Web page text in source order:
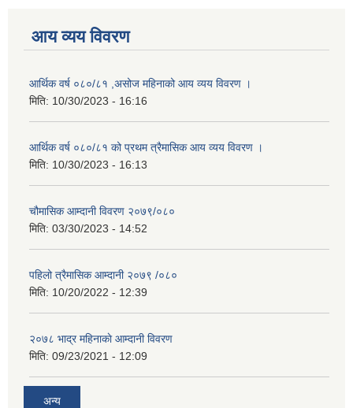
आय व्यय विवरण
आर्थिक वर्ष ०८०/८१ ,असोज महिनाको आय व्यय विवरण ।
मिति: 10/30/2023 - 16:16
आर्थिक वर्ष ०८०/८१ को प्रथम त्रैमासिक आय व्यय विवरण ।
मिति: 10/30/2023 - 16:13
चौमासिक आम्दानी विवरण २०७९/०८०
मिति: 03/30/2023 - 14:52
पहिलो त्रैमासिक आम्दानी २०७९ /०८०
मिति: 10/20/2022 - 12:39
२०७८ भाद्र महिनाकाे आम्दानी विवरण
मिति: 09/23/2021 - 12:09
अन्य